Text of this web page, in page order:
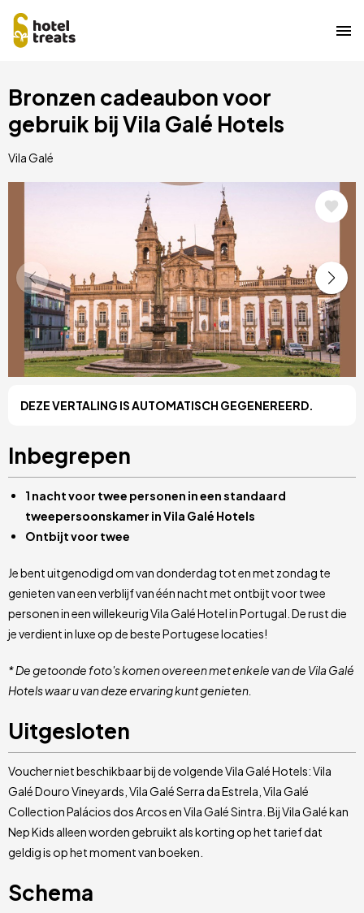
naar
hoofdinhoud
Bronzen cadeaubon voor
gebruik bij Vila Galé Hotels
Vila Galé
DEZE VERTALING IS AUTOMATISCH GEGENEREERD.
Inbegrepen
1 nacht voor twee personen in een standaard
tweepersoonskamer in Vila Galé Hotels
Ontbijt voor twee
Je bent uitgenodigd om van donderdag tot en met zondag te
genieten van een verblijf van één nacht met ontbijt voor twee
personen in een willekeurig Vila Galé Hotel in Portugal. De rust die
je verdient in luxe op de beste Portugese locaties!
* De getoonde foto's komen overeen met enkele van de Vila Galé
Hotels waar u van deze ervaring kunt genieten.
Uitgesloten
Voucher niet beschikbaar bij de volgende Vila Galé Hotels: Vila
Galé Douro Vineyards, Vila Galé Serra da Estrela, Vila Galé
Collection Palácios dos Arcos en Vila Galé Sintra. Bij Vila Galé kan
Nep Kids alleen worden gebruikt als korting op het tarief dat
geldig is op het moment van boeken.
Schema